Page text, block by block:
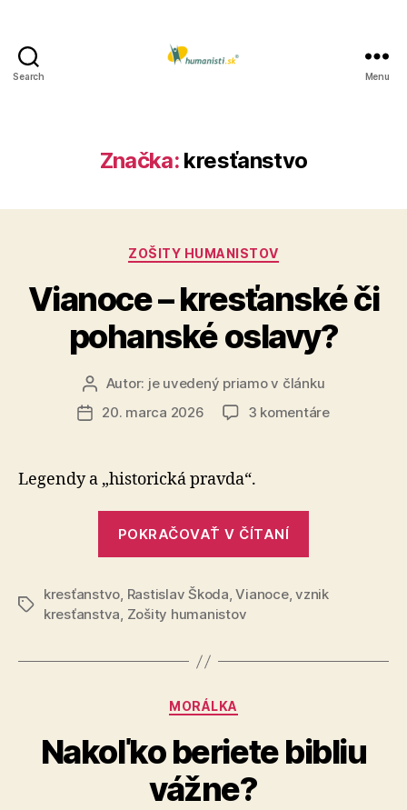
Search Menu
Značka: kresťanstvo
Kategórie
ZOŠITY HUMANISTOV
Vianoce – kresťanské či
pohanské oslavy?
Autor
článku
Autor: je uvedený priamo v článku
Dátum
20. marca 2026 3 komentárena
Legendy a „historická pravda“.
POKRAČOVAŤ V ČÍTANÍ
či
Značky
kresťanstvo, Rastislav Škoda,Vianoce,vznik
kresťanstva, Zošity humanistov
Kategórie
MORÁLKA
Nakoľko beriete bibliu
vážne?